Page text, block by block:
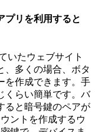
プリを利用すると
いたウェブサイト
、多くの場合、ボタ
を作成できます。手
くらい簡単です。バ
ると暗号鍵のペアが
ントを作成するウ